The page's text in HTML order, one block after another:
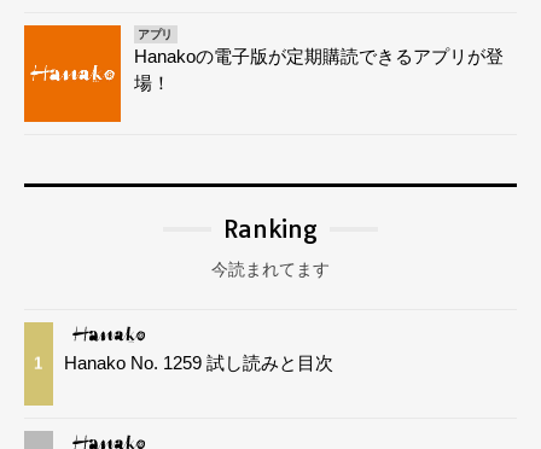
アプリ
Hanakoの電子版が定期購読できるアプリが登
場！
Ranking
今読まれてます
1 Hanako No. 1259 試し読みと目次